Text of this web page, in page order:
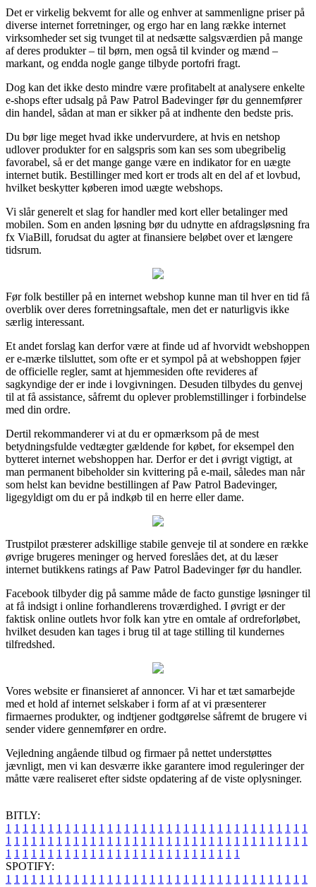
Det er virkelig bekvemt for alle og enhver at sammenligne priser på
diverse internet forretninger, og ergo har en lang række internet
virksomheder set sig tvunget til at nedsætte salgsværdien på mange
af deres produkter – til børn, men også til kvinder og mænd –
markant, og endda nogle gange tilbyde portofri fragt.
Dog kan det ikke desto mindre være profitabelt at analysere enkelte
e-shops efter udsalg på Paw Patrol Badevinger før du gennemfører
din handel, sådan at man er sikker på at indhente den bedste pris.
Du bør lige meget hvad ikke undervurdere, at hvis en netshop
udlover produkter for en salgspris som kan ses som ubegribelig
favorabel, så er det mange gange være en indikator for en uægte
internet butik. Bestillinger med kort er trods alt en del af et lovbud,
hvilket beskytter køberen imod uægte webshops.
Vi slår generelt et slag for handler med kort eller betalinger med
mobilen. Som en anden løsning bør du udnytte en afdragsløsning fra
fx ViaBill, forudsat du agter at finansiere beløbet over et længere
tidsrum.
Før folk bestiller på en internet webshop kunne man til hver en tid få
overblik over deres forretningsaftale, men det er naturligvis ikke
særlig interessant.
Et andet forslag kan derfor være at finde ud af hvorvidt webshoppen
er e-mærke tilsluttet, som ofte er et sympol på at webshoppen føjer
de officielle regler, samt at hjemmesiden ofte revideres af
sagkyndige der er inde i lovgivningen. Desuden tilbydes du genvej
til at få assistance, såfremt du oplever problemstillinger i forbindelse
med din ordre.
Dertil rekommanderer vi at du er opmærksom på de mest
betydningsfulde vedtægter gældende for købet, for eksempel den
bytteret internet webshoppen har. Derfor er det i øvrigt vigtigt, at
man permanent bibeholder sin kvittering på e-mail, således man når
som helst kan bevidne bestillingen af Paw Patrol Badevinger,
ligegyldigt om du er på indkøb til en herre eller dame.
Trustpilot præsterer adskillige stabile genveje til at sondere en række
øvrige brugeres meninger og herved foreslåes det, at du læser
internet butikkens ratings af Paw Patrol Badevinger før du handler.
Facebook tilbyder dig på samme måde de facto gunstige løsninger til
at få indsigt i online forhandlerens troværdighed. I øvrigt er der
faktisk online outlets hvor folk kan ytre en omtale af ordreforløbet,
hvilket desuden kan tages i brug til at tage stilling til kundernes
tilfredshed.
Vores website er finansieret af annoncer. Vi har et tæt samarbejde
med et hold af internet selskaber i form af at vi præsenterer
firmaernes produkter, og indtjener godtgørelse såfremt de brugere vi
sender videre gennemfører en ordre.
Vejledning angående tilbud og firmaer på nettet understøttes
jævnligt, men vi kan desværre ikke garantere imod reguleringer der
måtte være realiseret efter sidste opdatering af de viste oplysninger.
BITLY:
1 1 1 1 1 1 1 1 1 1 1 1 1 1 1 1 1 1 1 1 1 1 1 1 1 1 1 1 1 1 1 1 1 1 1 1
1 1 1 1 1 1 1 1 1 1 1 1 1 1 1 1 1 1 1 1 1 1 1 1 1 1 1 1 1 1 1 1 1 1 1 1
1 1 1 1 1 1 1 1 1 1 1 1 1 1 1 1 1 1 1 1 1 1 1 1 1 1 1 1
SPOTIFY:
1 1 1 1 1 1 1 1 1 1 1 1 1 1 1 1 1 1 1 1 1 1 1 1 1 1 1 1 1 1 1 1 1 1 1 1